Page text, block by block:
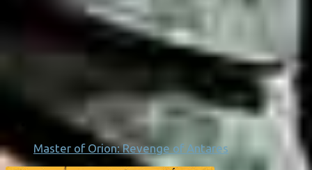
Master of Orion: Revenge of Antares